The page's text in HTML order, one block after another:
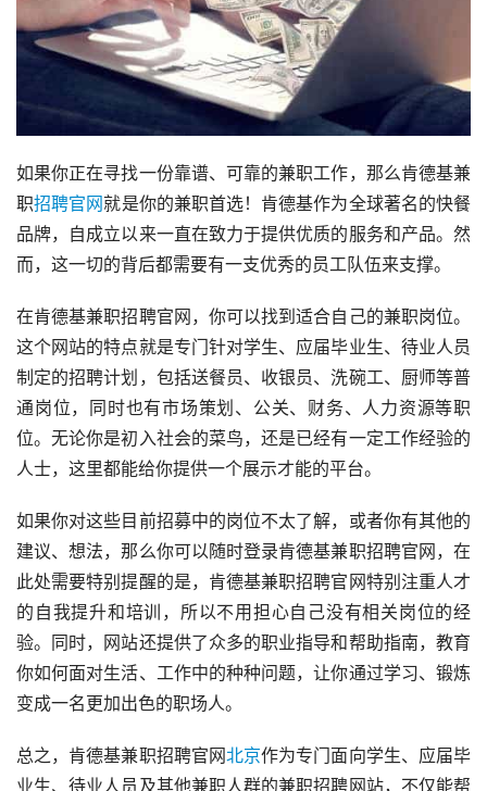
如果你正在寻找一份靠谱、可靠的兼职工作，那么肯德基兼
职招聘官网就是你的兼职首选！肯德基作为全球著名的快餐
品牌，自成立以来一直在致力于提供优质的服务和产品。然
而，这一切的背后都需要有一支优秀的员工队伍来支撑。
在肯德基兼职招聘官网，你可以找到适合自己的兼职岗位。
这个网站的特点就是专门针对学生、应届毕业生、待业人员
制定的招聘计划，包括送餐员、收银员、洗碗工、厨师等普
通岗位，同时也有市场策划、公关、财务、人力资源等职
位。无论你是初入社会的菜鸟，还是已经有一定工作经验的
人士，这里都能给你提供一个展示才能的平台。
如果你对这些目前招募中的岗位不太了解，或者你有其他的
建议、想法，那么你可以随时登录肯德基兼职招聘官网，在
此处需要特别提醒的是，肯德基兼职招聘官网特别注重人才
的自我提升和培训，所以不用担心自己没有相关岗位的经
验。同时，网站还提供了众多的职业指导和帮助指南，教育
你如何面对生活、工作中的种种问题，让你通过学习、锻炼
变成一名更加出色的职场人。
总之，肯德基兼职招聘官网北京作为专门面向学生、应届毕
业生、待业人员及其他兼职人群的兼职招聘网站，不仅能帮